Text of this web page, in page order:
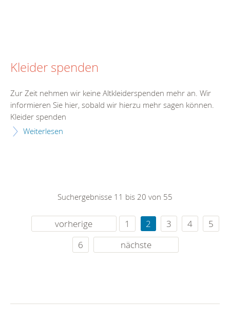
Kleider spenden
Zur Zeit nehmen wir keine Altkleiderspenden mehr an. Wir
informieren Sie hier, sobald wir hierzu mehr sagen können.
Kleider spenden
Weiterlesen
Suchergebnisse 11 bis 20 von 55
vorherige 1 2 3 4
5
6
nächste